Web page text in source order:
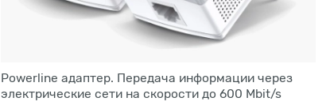
Powerline адаптер. Передача информации через
электрические сети на скорости до 600 Mbit/s